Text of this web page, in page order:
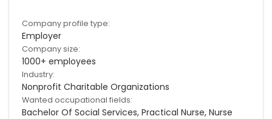
Company profile type:
Employer
Company size:
1000+ employees
Industry:
Nonprofit Charitable Organizations
Wanted occupational fields:
Bachelor Of Social Services, Practical Nurse, Nurse